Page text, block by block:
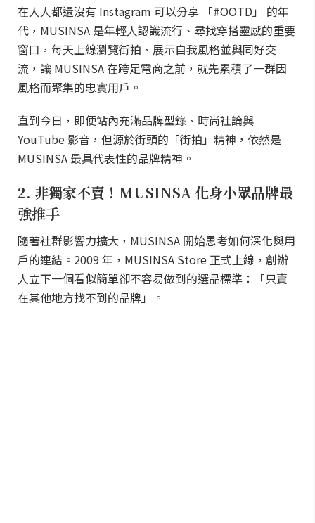
在人人都還沒有 Instagram 可以分享 「#OOTD」 的年
代，MUSINSA 是年輕人認識流行、尋找穿搭靈感的重要
窗口，每天上線瀏覽街拍、展示自我風格並與同好交
流，讓 MUSINSA 在跨足電商之前，就先累積了一群因
風格而聚集的忠實用戶。
直到今日，即便站內充滿品牌型錄、時尚社論與
YouTube 影音，但源於街頭的「街拍」精神，依然是
MUSINSA 最具代表性的品牌精神。
2. 非獨家不賣！MUSINSA 化身小眾品牌最
強推手
隨著社群影響力擴大，MUSINSA 開始思考如何深化與用
戶的連結。2009 年，MUSINSA Store 正式上線，創辦
人立下一個看似簡單卻不容易做到的選品標準：「只賣
在其他地方找不到的品牌」。